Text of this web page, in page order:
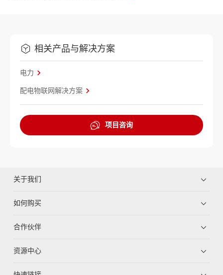
相关产品与解决方案
电力
配电物联网解决方案
项目咨询
关于我们
如何购买
合作伙伴
资源中心